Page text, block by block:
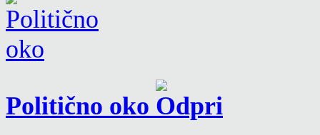
Politično oko